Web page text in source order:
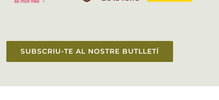
SUBSCRIU-TE AL NOSTRE BUTLLETÍ